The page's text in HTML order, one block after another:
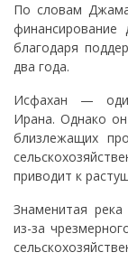
По словам
благодаря
два года.
Исфахан —
Ирана. Однако
близлежащих
приводит к
Знаменитая
из-за